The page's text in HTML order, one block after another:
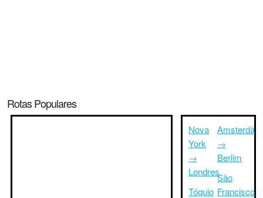
Rotas Populares
Nova
York
→
Londres
Tóquio
Amsterdã
→
Berlim
São
Francisco